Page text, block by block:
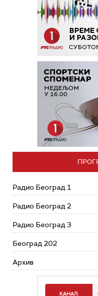
Радио Београд 1
Радио Београд 2
Радио Београд 3
Београд 202
Архив
КАНАЛ: